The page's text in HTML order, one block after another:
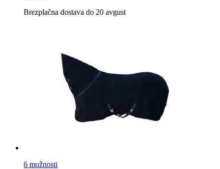
Brezplačna dostava do 20 avgust
6 možnosti